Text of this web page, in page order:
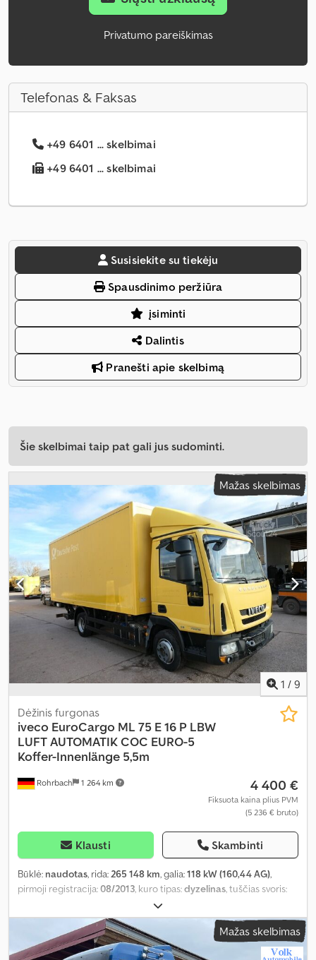
Privatumo pareiškimas
Telefonas & Faksas
+49 6401 ... skelbimai
+49 6401 ... skelbimai
Susisiekite su tiekėju
Spausdinimo peržiūra
įsiminti
Dalintis
Pranešti apie skelbimą
Šie skelbimai taip pat gali jus sudominti.
Mažas skelbimas
1 / 9
Rohrbach 1 264 km
Dėžinis furgonas
iveco EuroCargo ML 75 E 16 P LBW
LUFT AUTOMATIK COC EURO-5
Koffer-Innenlänge 5,5m
4 400 €
Fiksuota kaina plius PVM
(5 236 € bruto)
Klausti Skambinti
Būklė: naudotas, rida: 265 148 km, galia:118 kW (160,44 AG),
pirmoji registracija:08/2013 , kuro tipas:dyzelinas , tuščias svoris:
, didžiausias leistinas svoris:
7 490 kg, ašių konfigūracija:4x2, ratų bazė:3 690 mm, kuras:
, spalva:geltonas, vairuotojo kabina: kitas, pavaros tipas:
automatinis, emisijos klasė:Euro 5, pakaba:
, sėdimų vietų
Mažas skelbimas